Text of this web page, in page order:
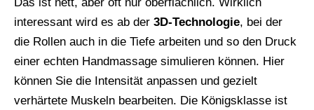
interessant wird es ab der 3D-Technologie, bei der
die Rollen auch in die Tiefe arbeiten und so den Druck
einer echten Handmassage simulieren können. Hier
können Sie die Intensität anpassen und gezielt
verhärtete Muskeln bearbeiten. Die Königsklasse ist